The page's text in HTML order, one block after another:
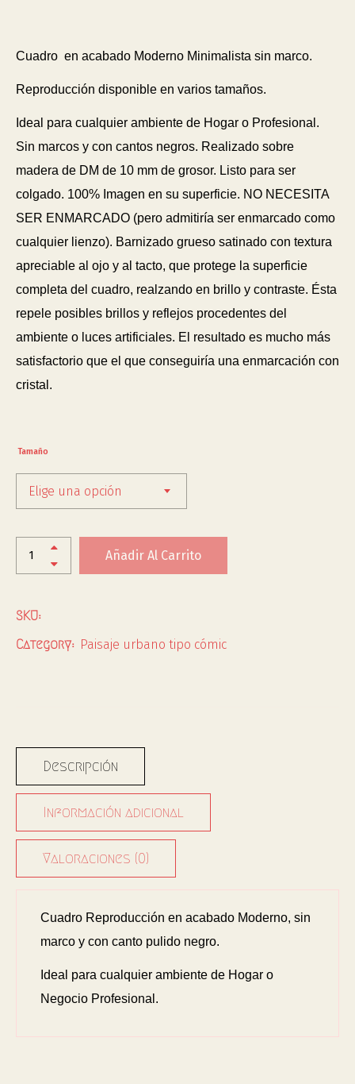
Cuadro en acabado Moderno Minimalista sin marco.
Reproducción disponible en varios tamaños.
Ideal para cualquier ambiente de Hogar o Profesional.
Sin marcos y con cantos negros. Realizado sobre
madera de DM de 10 mm de grosor. Listo para ser
colgado. 100% Imagen en su superficie. NO NECESITA
SER ENMARCADO (pero admitiría ser enmarcado como
cualquier lienzo). Barnizado grueso satinado con textura
apreciable al ojo y al tacto, que protege la superficie
completa del cuadro, realzando en brillo y contraste. Ésta
repele posibles brillos y reflejos procedentes del
ambiente o luces artificiales. El resultado es mucho más
satisfactorio que el que conseguiría una enmarcación con
cristal.
Tamaño
Elige una opción
Añadir Al Carrito
SKU:
Category: Paisaje urbano tipo cómic
Descripción
Información adicional
Valoraciones (0)
Cuadro Reproducción en acabado Moderno, sin
marco y con canto pulido negro.
Ideal para cualquier ambiente de Hogar o
Negocio Profesional.